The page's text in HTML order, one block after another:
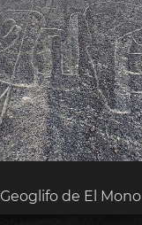
Geoglifo de El Mono